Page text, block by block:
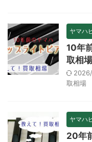
ヤマハ
10年
取相
取相場
ヤマハ
20年